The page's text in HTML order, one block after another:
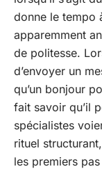
donne le tempo
apparemment
de politesse.
d’envoyer un
qu’un bonjour
fait savoir qu’il
spécialistes
rituel
les premiers